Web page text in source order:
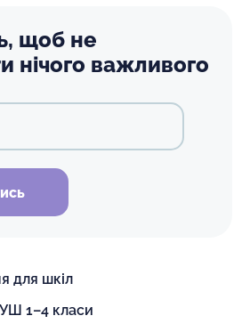
щоб не
нічого важливого
для шкіл
1–4 класи